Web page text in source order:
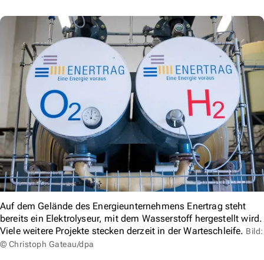
Auf dem Gelände des Energieunternehmens Enertrag steht
bereits ein Elektrolyseur, mit dem Wasserstoff hergestellt wird.
Viele weitere Projekte stecken derzeit in der Warteschleife. Bild:
© Christoph Gateau/dpa